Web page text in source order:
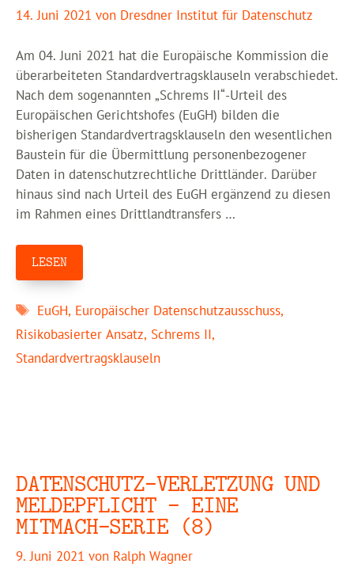
14. Juni 2021 von Dresdner Institut für Datenschutz
Am 04. Juni 2021 hat die Europäische Kommission die
überarbeiteten Standardvertragsklauseln verabschiedet.
Nach dem sogenannten „Schrems II“-Urteil des
Europäischen Gerichtshofes (EuGH) bilden die
bisherigen Standardvertragsklauseln den wesentlichen
Baustein für die Übermittlung personenbezogener
Daten in datenschutzrechtliche Drittländer. Darüber
hinaus sind nach Urteil des EuGH ergänzend zu diesen
im Rahmen eines Drittlandtransfers …
LESEN
Schlagwörter
EuGH, Europäischer Datenschutzausschuss,
Risikobasierter Ansatz, Schrems II,
Standardvertragsklauseln
DATENSCHUTZ-VERLETZUNG UND
MELDEPFLICHT – EINE
MITMACH-SERIE (8)
9. Juni 2021 von Ralph Wagner